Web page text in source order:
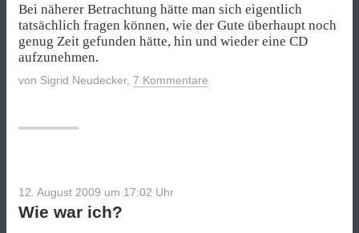
Bei näherer Betrachtung hätte man sich eigentlich
tatsächlich fragen können, wie der Gute überhaupt noch
genug Zeit gefunden hätte, hin und wieder eine CD
aufzunehmen.
von Sigrid Neudecker, 7 Kommentare
12. August 2009 um 17:02 Uhr
Wie war ich?